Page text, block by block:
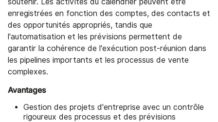
enregistrées en fonction des comptes, des contacts et
des opportunités appropriés, tandis que
l'automatisation et les prévisions permettent de
garantir la cohérence de l'exécution post-réunion dans
les pipelines importants et les processus de vente
complexes.
Avantages
Gestion des projets d'entreprise avec un contrôle
rigoureux des processus et des prévisions